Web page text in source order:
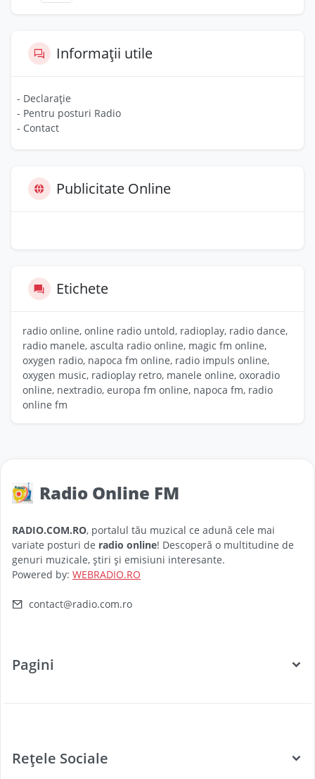
Informații utile
- Declarație
- Pentru posturi Radio
- Contact
Publicitate Online
Etichete
radio online, online radio untold, radioplay, radio dance,
radio manele, asculta radio online, magic fm online,
oxygen radio, napoca fm online, radio impuls online,
oxygen music, radioplay retro, manele online, oxoradio
online, nextradio, europa fm online, napoca fm, radio
online fm
Radio Online FM
RADIO.COM.RO, portalul tău muzical ce adună cele mai
variate posturi de radio online! Descoperă o multitudine de
genuri muzicale, știri și emisiuni interesante.
Powered by: WEBRADIO.RO
contact@radio.com.ro
Pagini
Țări
Rețele Sociale